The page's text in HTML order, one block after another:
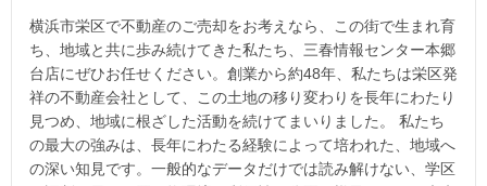
横浜市栄区で不動産のご売却をお考えなら、この街で生まれ育
ち、地域と共に歩み続けてきた私たち、三春情報センター本郷
台店にぜひお任せください。創業から約48年、私たちは栄区発
祥の不動産会社として、この土地の移り変わりを長年にわたり
見つめ、地域に根ざした活動を続けてまいりました。 私たち
の最大の強みは、長年にわたる経験によって培われた、地域へ
の深い知見です。一般的なデータだけでは読み解けない、学区
お問い合わせ